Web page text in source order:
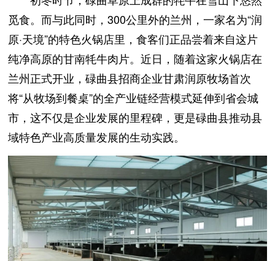
觅食。而与此同时，300公里外的兰州，一家名为“润
原·天境”的特色火锅店里，食客们正品尝着来自这片
纯净高原的甘南牦牛肉片。近日，随着这家火锅店在
兰州正式开业，碌曲县招商企业甘肃润原牧场首次
将“从牧场到餐桌”的全产业链经营模式延伸到省会城
市，这不仅是企业发展的里程碑，更是碌曲县推动县
域特色产业高质量发展的生动实践。